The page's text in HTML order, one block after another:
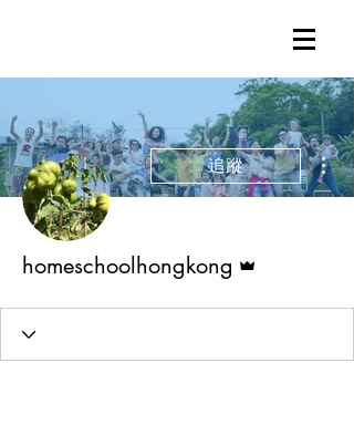
追蹤
更
homeschoolhongkong